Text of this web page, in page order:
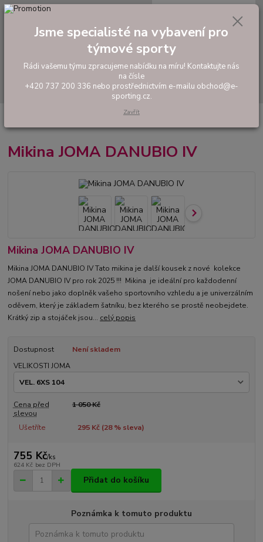
Hledat
tel: +420 737 200 336
0,00 Kč
Tréninkové oblečení
DANUBIO IV
Mikina JOMA DANUBIO IV
Mikina JOMA DANUBIO IV
Mikina JOMA DANUBIO IV Tato mikina je další kousek z nové kolekce
JOMA DANUBIO IV pro rok 2025 !!! Mikina je ideální pro každodenní
nošení nebo jako doplněk vašeho sportovního vzhledu a je univerzálním
oděvem, který je základem šatníku, bez kterého se prostě neobejdete.
Krátký zip a stojáček jsou... celý popis
Dostupnost
Není skladem
VELIKOSTI JOMA
Cena před
slevou
1 050 Kč
Ušetříte 295 Kč (28% sleva)
755 Kč/ks
624 Kč bez DPH
Přidat do košíku
Poznámka k tomuto produktu
Jsme specialisté na vybavení pro
týmové sporty
Rádi vašemu týmu zpracujeme nabídku na míru! Kontaktujte nás
na čísle
+420 737 200 336 nebo prostřednictvím e-mailu obchod@e-
sporting.cz.
Zavřít